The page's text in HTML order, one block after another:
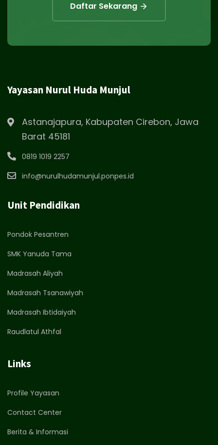
Daftar Sekarang
Yayasan Nurul Huda Munjul
Astanajapura, Kabupaten Cirebon, Jawa
Barat 45181
0819 1019 2257
info@nurulhudamunjul.ponpes.id
Unit Pendidikan
Pondok Pesantren
SMK Yanuda Tama
Madrasah Aliyah
Madrasah Tsanawiyah
Madrasah Ibtidaiyah
Raudlatul Athfal
Links
Profile Yayasan
Contact Center
Berita & Informasi